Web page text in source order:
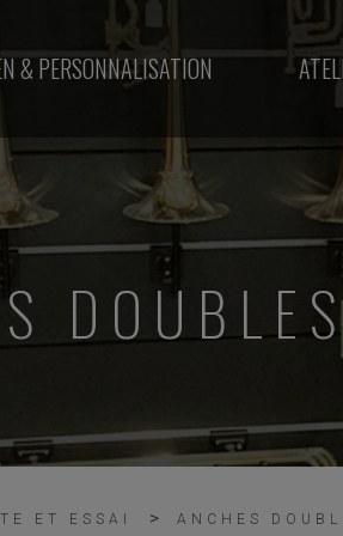
& PERSONNALISATION
ET ESSAI ANCHES